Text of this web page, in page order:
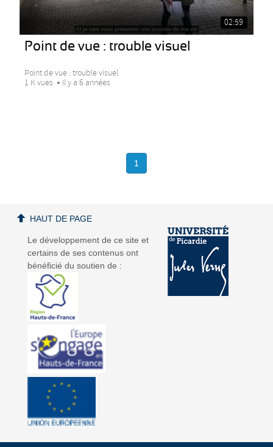
02:59
Point de vue : trouble visuel
Point de vue : trouble visuel
1 K vues
Il y a 6 années
1
Le développement de ce site et
certains de ses contenus ont
bénéficié du soutien de :
HAUT DE PAGE